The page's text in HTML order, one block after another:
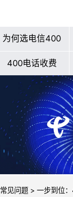
为何选电信400
400电话收费
常见问题> 一步到位